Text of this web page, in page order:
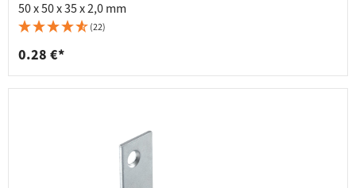
50 x 50 x 35 x 2,0 mm
(22)
0.28 €*